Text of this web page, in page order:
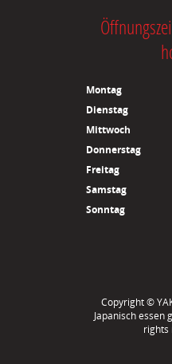
Montag
Dienstag
Mittwoch
Donnerstag
Freitag
Samstag
Sonntag
Copyright ©
Japanisch essen
rights